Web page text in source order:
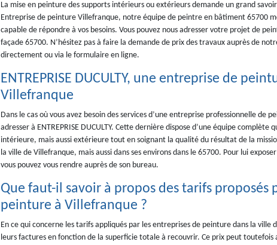
La mise en peinture des supports intérieurs ou extérieurs demande un grand
Entreprise de peinture Villefranque, notre équipe de peintre en bâtiment 65700
capable de répondre à vos besoins. Vous pouvez nous adresser votre projet de
façade 65700. N’hésitez pas à faire la demande de prix des travaux auprès de
directement ou via le formulaire en ligne.
ENTREPRISE DUCULTY, une entreprise de
Villefranque
Dans le cas où vous avez besoin des services d’une entreprise professionnelle de
adresser à ENTREPRISE DUCULTY. Cette dernière dispose d’une équipe
intérieure, mais aussi extérieure tout en soignant la qualité du résultat de la
la ville de Villefranque, mais aussi dans ses environs dans le 65700. Pour lui
vous pouvez vous rendre auprès de son bureau.
Que faut-il savoir à propos des tarifs proposés
peinture à Villefranque ?
En ce qui concerne les tarifs appliqués par les entreprises de peinture dans la ville
leurs factures en fonction de la superficie totale à recouvrir. Ce prix peut toutefois